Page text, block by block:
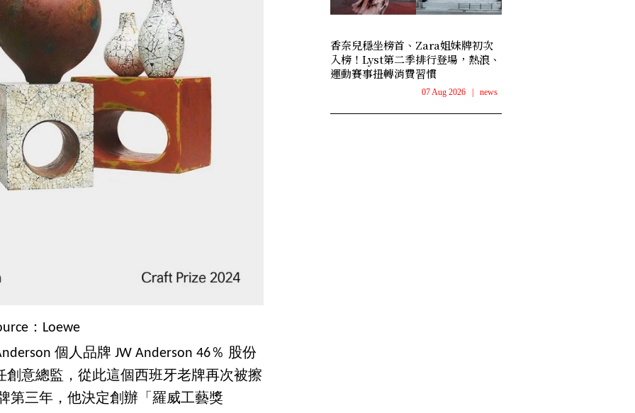
：Loewe
個人品牌 JW Anderson 46％ 股份
創意總監，從此這個西班牙老牌再次被擦
第三年，他決定創辦「羅威工藝獎
香奈兒穩坐榜首、Zara姐妹牌初次
入榜！Lyst第二季排行登場，熱浪、
運動賽事扭轉消費習慣
07 Aug 2026 news